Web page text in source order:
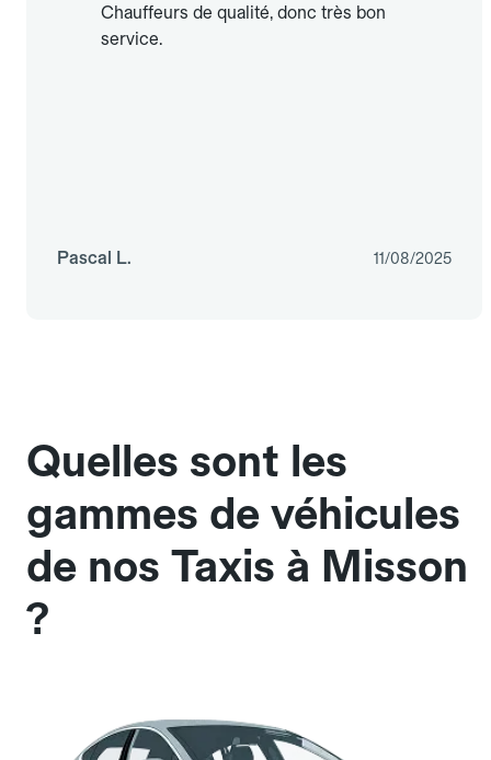
Chauffeurs de qualité, donc très bon
service.
Pascal L. 11/08/2025
Quelles sont les
gammes de véhicules
de nos Taxis à Misson
?